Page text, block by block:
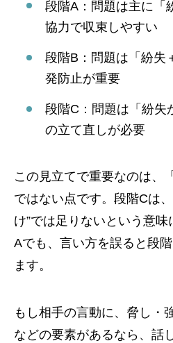
段階A：問題は主に「
協力で収束しやすい
段階B：問題は「紛失
発防止が重要
段階C：問題は「紛失
の立て直しが必要
この見立てで重要なのは、
ではない点です。段階Cは
け”では足りないという意
Aでも、言い方を誤ると段
ます。
もし相手の言動に、脅し・
などの要素があるなら、話